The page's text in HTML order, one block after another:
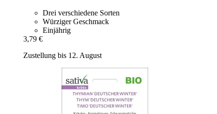
Drei verschiedene Sorten
Würziger Geschmack
Einjährig
3,79 €
Zustellung bis 12. August